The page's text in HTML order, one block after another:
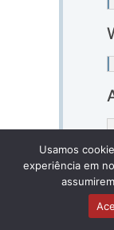
Usamos
experiência em